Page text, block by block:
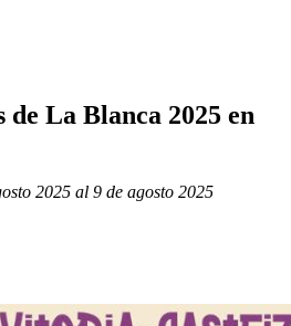
La Blanca 2025 en
2025 al 9 de agosto 2025